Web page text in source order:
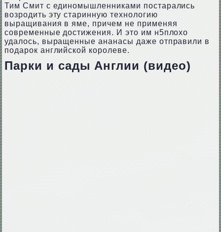
Тим Смит с единомышленниками постарались
возродить эту старинную технологию
выращивания в яме, причем не применяя
современные достижения. И это им н5плохо
удалось, выращенные ананасы даже отправили в
подарок английской королеве.
Парки и сады Англии (видео)